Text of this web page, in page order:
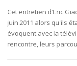
Cet entretien d'Eric
juin 2011 alors qu'ils
évoquent avec la
rencontre, leurs